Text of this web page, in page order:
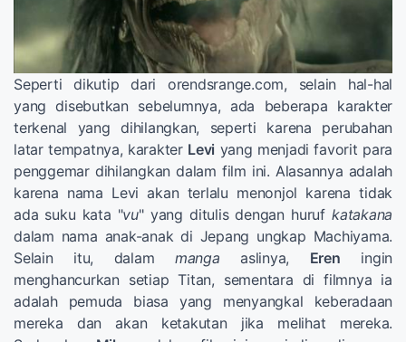
Seperti dikutip dari orendsrange.com, selain hal-hal
yang disebutkan sebelumnya, ada beberapa karakter
terkenal yang dihilangkan, seperti karena perubahan
latar tempatnya, karakter Levi yang menjadi favorit para
penggemar dihilangkan dalam film ini. Alasannya adalah
karena nama Levi akan terlalu menonjol karena tidak
ada suku kata "vu" yang ditulis dengan huruf katakana
dalam nama anak-anak di Jepang ungkap Machiyama.
Selain itu, dalam manga aslinya, Eren ingin
menghancurkan setiap Titan, sementara di filmnya ia
adalah pemuda biasa yang menyangkal keberadaan
mereka dan akan ketakutan jika melihat mereka.